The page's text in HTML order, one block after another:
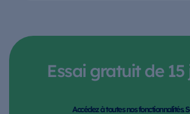
Essai gratuit de 15
Accédez à toutes nos fonctionnalités.